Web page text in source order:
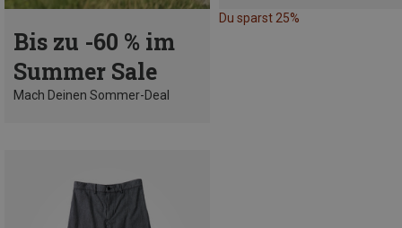
Bis zu -60 % im
Summer Sale
Mach Deinen Sommer-Deal
Du sparst 25%